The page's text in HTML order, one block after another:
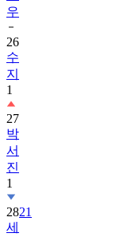
우
26
수
지
1
27
박
서
진
1
2821
세